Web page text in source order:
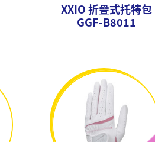
XXIO 折疊式托特包
GGF-B8011